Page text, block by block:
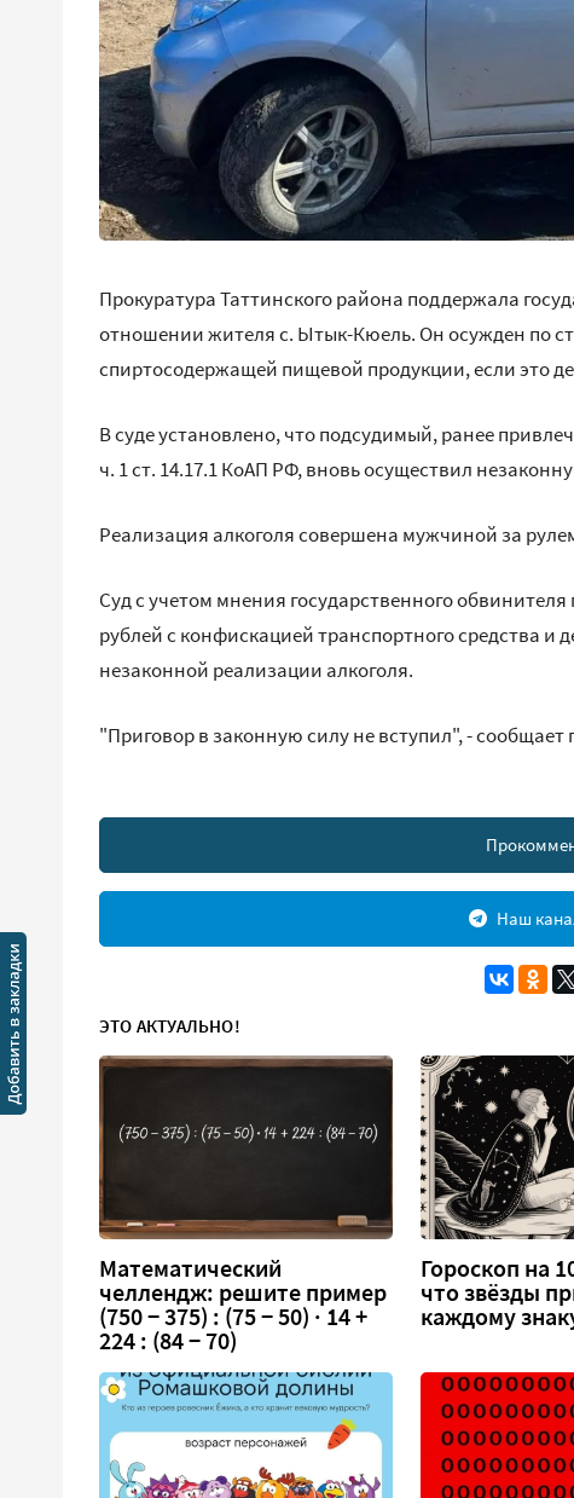
Прокуратура Таттинского района поддержала
отношении жителя с. Ытык-Кюель. Он осужден по
спиртосодержащей пищевой продукции, если это
В суде установлено, что подсудимый, ранее
ч. 1 ст. 14.17.1 КоАП РФ, вновь осуществил
Реализация алкоголя совершена мужчиной за
Суд с учетом мнения государственного
рублей с конфискацией транспортного средства и
незаконной реализации алкоголя.
"Приговор в законную силу не вступил", -
Наш
ЭТО АКТУАЛЬНО!
Математический
челлендж: решите пример
(750 − 375) : (75 − 50) · 14 +
224 : (84 − 70)
Гороскоп на
что звёзды
каждому